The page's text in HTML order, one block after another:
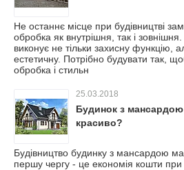
Не останнє місце при будівництві
обробка як внутрішня, так і
виконує не тільки захисну функцію,
естетичну. Потрібно будувати так,
обробка і стильн
25.03.2018
Будинок з мансардою
красиво?
Будівництво будинку з мансардою
першу чергу - це економія кошти при